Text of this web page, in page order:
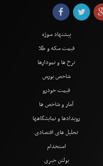
پیشنهاد سوژه
قیمت سکه و طلا
نرخ ها و نمودارها
شاخص بورس
قیمت خودرو
آمار و شاخص ها
رویدادها و نمایشگاهها
تحلیل های اقتصادی
استخدام
بولتن خبری